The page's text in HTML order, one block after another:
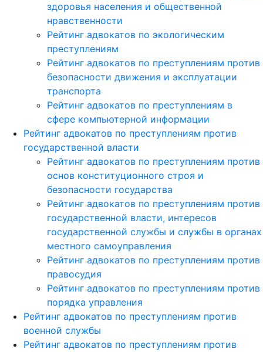
здоровья населения и общественной
нравственности
Рейтинг адвокатов по экологическим
преступлениям
Рейтинг адвокатов по преступлениям против
безопасности движения и эксплуатации
транспорта
Рейтинг адвокатов по преступлениям в
сфере компьютерной информации
Рейтинг адвокатов по преступлениям против
государственной власти
Рейтинг адвокатов по преступлениям против
основ конституционного строя и
безопасности государства
Рейтинг адвокатов по преступлениям против
государственной власти, интересов
государственной службы и службы в органах
местного самоуправления
Рейтинг адвокатов по преступлениям против
правосудия
Рейтинг адвокатов по преступлениям против
порядка управления
Рейтинг адвокатов по преступлениям против
военной службы
Рейтинг адвокатов по преступлениям против